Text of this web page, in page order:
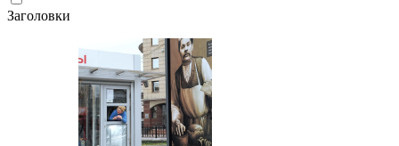
Заголовки